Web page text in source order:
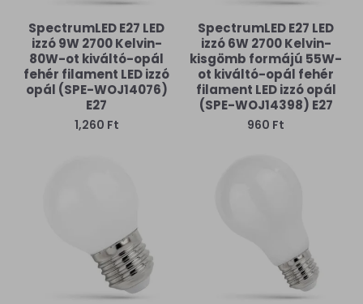
SpectrumLED E27 LED
izzó 9W 2700 Kelvin-
80W-ot kiváltó-opál
fehér filament LED izzó
opál (SPE-WOJ14076)
E27
1,260 Ft
SpectrumLED E27 LED
izzó 6W 2700 Kelvin-
kisgömb formájú 55W-
ot kiváltó-opál fehér
filament LED izzó opál
(SPE-WOJ14398) E27
960 Ft